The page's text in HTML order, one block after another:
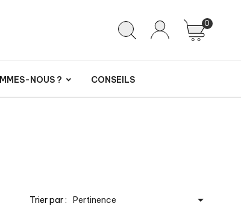
0
NOUS ? CONSEILS
Trier par : Pertinence 